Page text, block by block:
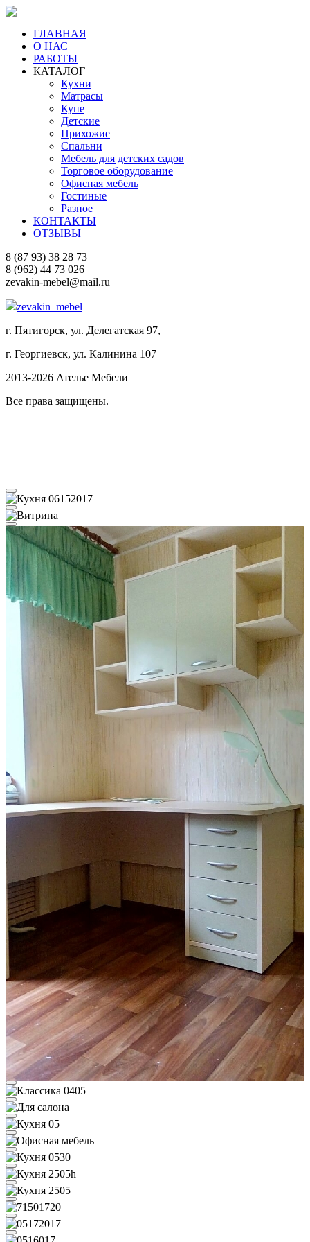
ГЛАВНАЯ
О НАС
РАБОТЫ
КАТАЛОГ
Кухни
Матрасы
Купе
Детские
Прихожие
Спальни
Мебель для детских садов
Торговое оборудование
Офисная мебель
Гостиные
Разное
КОНТАКТЫ
ОТЗЫВЫ
8 (87 93) 38 28 73
8 (962) 44 73 026
zevakin-mebel@mail.ru
zevakin_mebel
г. Пятигорск, ул. Делегатская 97,
г. Георгиевск, ул. Калинина 107
2013-2026 Ателье Мебели
Все права защищены.